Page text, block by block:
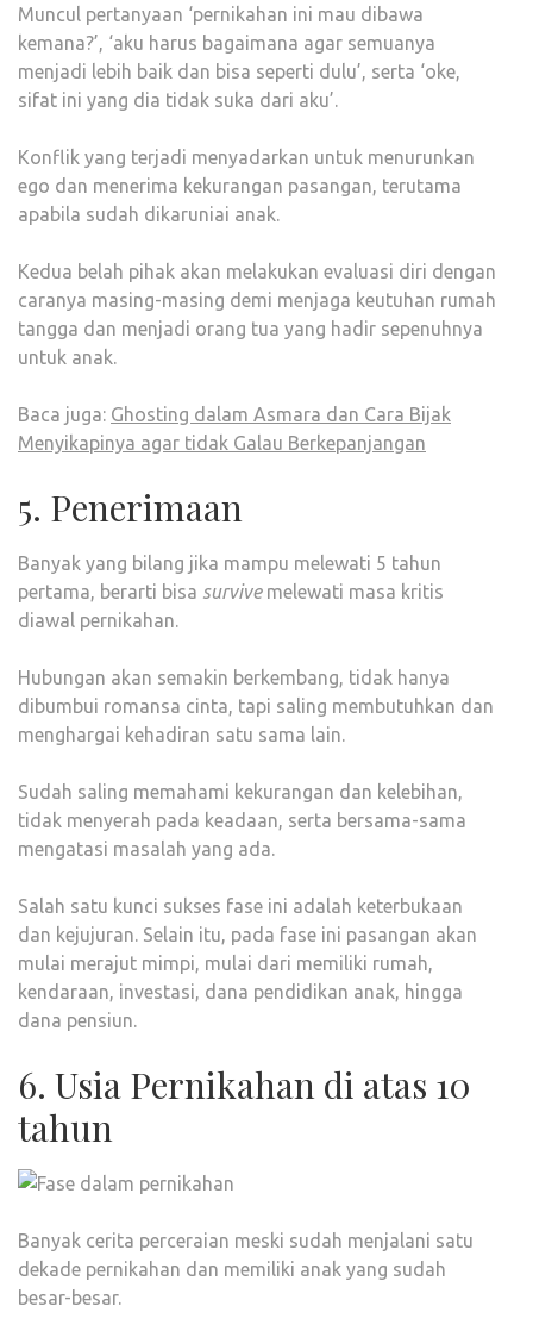
Muncul pertanyaan ‘pernikahan ini mau dibawa
kemana?’, ‘aku harus bagaimana agar semuanya
menjadi lebih baik dan bisa seperti dulu’, serta ‘oke,
sifat ini yang dia tidak suka dari aku’.
Konflik yang terjadi menyadarkan untuk menurunkan
ego dan menerima kekurangan pasangan, terutama
apabila sudah dikaruniai anak.
Kedua belah pihak akan melakukan evaluasi diri dengan
caranya masing-masing demi menjaga keutuhan rumah
tangga dan menjadi orang tua yang hadir sepenuhnya
untuk anak.
Baca juga: Ghosting dalam Asmara dan Cara Bijak
Menyikapinya agar tidak Galau Berkepanjangan
5. Penerimaan
Banyak yang bilang jika mampu melewati 5 tahun
pertama, berarti bisa survivemelewati masa kritis
diawal pernikahan.
Hubungan akan semakin berkembang, tidak hanya
dibumbui romansa cinta, tapi saling membutuhkan dan
menghargai kehadiran satu sama lain.
Sudah saling memahami kekurangan dan kelebihan,
tidak menyerah pada keadaan, serta bersama-sama
mengatasi masalah yang ada.
Salah satu kunci sukses fase ini adalah keterbukaan
dan kejujuran. Selain itu, pada fase ini pasangan akan
mulai merajut mimpi, mulai dari memiliki rumah,
kendaraan, investasi, dana pendidikan anak, hingga
dana pensiun.
6. Usia Pernikahan di atas 10
tahun
Banyak cerita perceraian meski sudah menjalani satu
dekade pernikahan dan memiliki anak yang sudah
besar-besar.